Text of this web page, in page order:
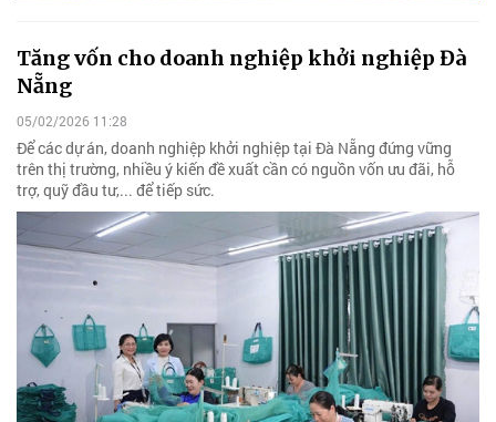
Tăng vốn cho doanh nghiệp khởi nghiệp Đà
Nẵng
05/02/2026 11:28
Để các dự án, doanh nghiệp khởi nghiệp tại Đà Nẵng đứng vững
trên thị trường, nhiều ý kiến đề xuất cần có nguồn vốn ưu đãi, hỗ
trợ, quỹ đầu tư,... để tiếp sức.